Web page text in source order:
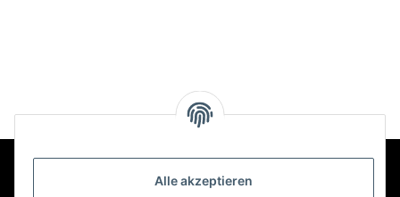
Alle akzeptieren